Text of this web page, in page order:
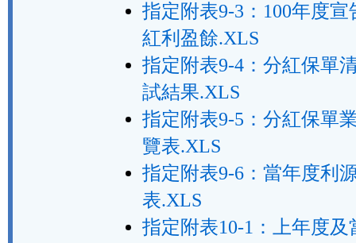
指定附表9-3：100年度
紅利盈餘.XLS
指定附表9-4：分紅保單
試結果.XLS
指定附表9-5：分紅保單
覽表.XLS
指定附表9-6：當年度利
表.XLS
指定附表10-1：上年度及